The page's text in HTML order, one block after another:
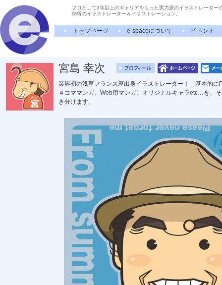
プロとして3年以上のキャリアをもった実力派のイラストレーター
納得のイラストレーター＆イラストレーション。
トップページ e-spaceについて イベント
宮島 幸次
業界初の浅草フランス座出身イラストレーター！ 基本的に
４コママンガ、Web用マンガ、オリジナルキャラetc…を、
き分けます。